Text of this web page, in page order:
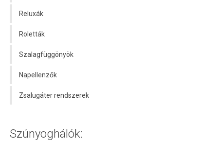
Reluxák
Roletták
Szalagfüggönyök
Napellenzők
Zsalugáter rendszerek
Szúnyoghálók: